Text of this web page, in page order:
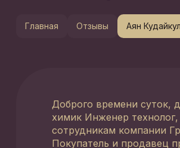
Главная Отзывы Аян
Доброго времени суток,
химик Инженер
сотрудникам компании
Покупатель и продавец